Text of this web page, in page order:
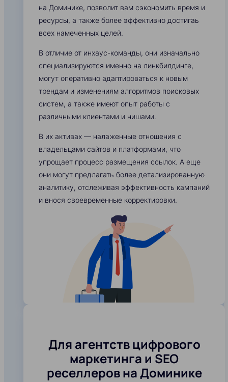
на Доминике, позволит вам сэкономить время и
ресурсы, а также более эффективно достигаь
всех намеченных целей.
В отличие от инхаус-команды, они изначально
специализируются именно на линкбилдинге,
могут оперативно адаптироваться к новым
трендам и изменениям алгоритмов поисковых
систем, а также имеют опыт работы с
различными клиентами и нишами.
В их активах — налаженные отношения с
владельцами сайтов и платформами, что
упрощает процесс размещения ссылок. А еще
они могут предлагать более детализированную
аналитику, отслеживая эффективность кампаний
и внося своевременные корректировки.
Для агентств цифрового
маркетинга и SEO
реселлеров на Доминике